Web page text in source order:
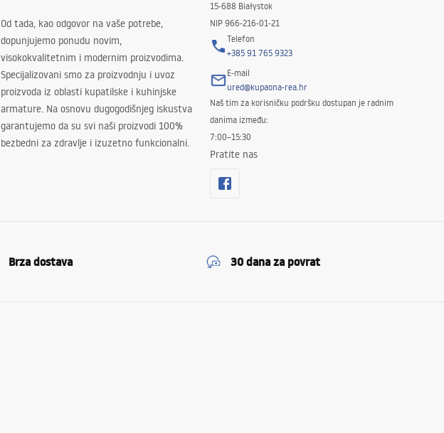
Od tada, kao odgovor na vaše potrebe,
dopunjujemo ponudu novim,
visokokvalitetnim i modernim proizvodima.
Specijalizovani smo za proizvodnju i uvoz
proizvoda iz oblasti kupatilske i kuhinjske
armature. Na osnovu dugogodišnjeg iskustva
garantujemo da su svi naši proizvodi 100%
bezbedni za zdravlje i izuzetno funkcionalni.
15-688 Białystok
NIP 966-216-01-21
Telefon
+385 91 765 9323
E-mail
ured@kupaona-rea.hr
Naš tim za korisničku podršku dostupan je radnim
danima između:
7:00–15:30
Pratite nas
Brza dostava 30 dana za povrat